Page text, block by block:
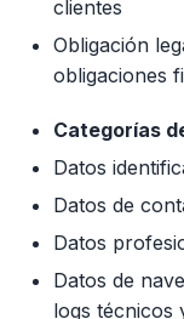
clientes
Obligación
obligaciones
Categorías
Datos
Datos de
Datos
Datos de
logs técnicos